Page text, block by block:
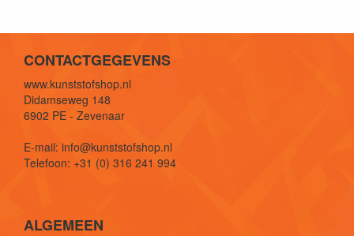
CONTACTGEGEVENS
www.kunststofshop.nl
Didamseweg 148
6902 PE - Zevenaar
E-mail: info@kunststofshop.nl
Telefoon: +31 (0) 316 241 994
ALGEMEEN